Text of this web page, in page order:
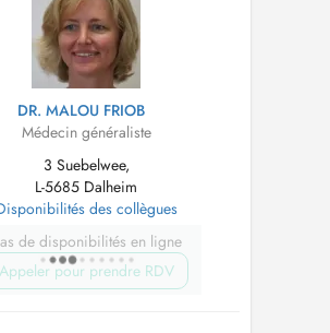
DR. MALOU FRIOB
Médecin généraliste
3 Suebelwee,
L-5685 Dalheim
des collègues
de disponibilités en ligne
Appeler pour prendre RDV